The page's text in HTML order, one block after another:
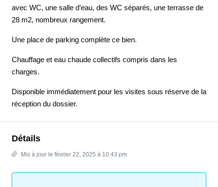
avec WC, une salle d’eau, des WC séparés, une terrasse de
28 m2, nombreux rangement.
Une place de parking complète ce bien.
Chauffage et eau chaude collectifs compris dans les
charges.
Disponible immédiatement pour les visites sous réserve de la
réception du dossier.
Détails
Mis à jour le février 22, 2025 à 10:43 pm